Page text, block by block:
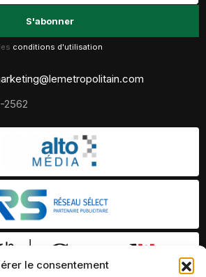
le consentement
conditions d'utilisation
2562